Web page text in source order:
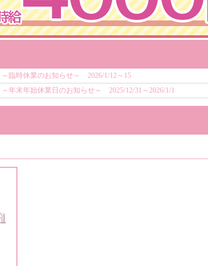
～臨時休業のお知らせ～ 2026/1/12～15
～年末年始休業日のお知らせ～ 2025/12/31～2026/1/1